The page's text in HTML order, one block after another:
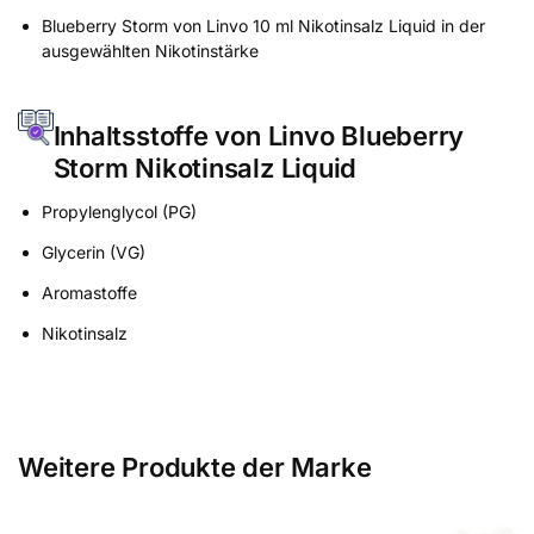
Blueberry Storm von Linvo 10 ml Nikotinsalz Liquid in der
ausgewählten Nikotinstärke
Inhaltsstoffe von Linvo Blueberry
Storm Nikotinsalz Liquid
Propylenglycol (PG)
Glycerin (VG)
Aromastoffe
Nikotinsalz
Weitere Produkte der Marke